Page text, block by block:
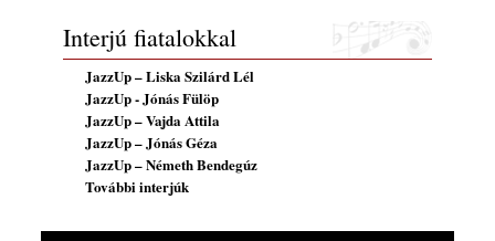
A free jazz kiemelkedő alakjai - 79. rész:
Marion Brown
2026. július 13.
Interjú fiatalokkal
JazzUp – Liska Szilárd Lél
JazzUp - Jónás Fülöp
JazzUp – Vajda Attila
JazzUp – Jónás Géza
JazzUp – Németh Bendegúz
További interjúk